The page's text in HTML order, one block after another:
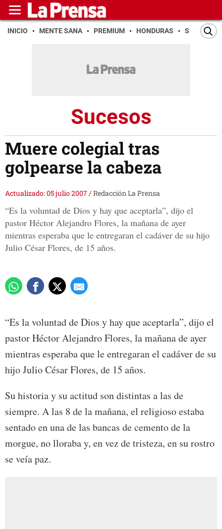
INICIO MENTE SANA PREMIUM HONDURAS SAN PEDRO
Sucesos
Muere colegial tras
golpearse la cabeza
Actualizado: 05 julio 2007/Redacción La Prensa
“Es la voluntad de Dios y hay que aceptarla”, dijo el
pastor Héctor Alejandro Flores, la mañana de ayer
mientras esperaba que le entregaran el cadáver de su hijo
Julio César Flores, de 15 años.
“Es la voluntad de Dios y hay que aceptarla”, dijo el
pastor Héctor Alejandro Flores, la mañana de ayer
mientras esperaba que le entregaran el cadáver de su
hijo Julio César Flores, de 15 años.
Su historia y su actitud son distintas a las de
siempre. A las 8 de la mañana, el religioso estaba
sentado en una de las bancas de cemento de la
morgue, no lloraba y, en vez de tristeza, en su rostro
se veía paz.